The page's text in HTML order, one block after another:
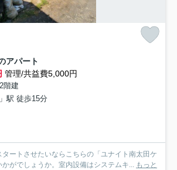
アパート
管理/共益費5,000円
階建
駅 徒歩15分
ートさせたいならこちらの「ユナイト南太田ケ
かがでしょうか。室内設備はシステムキ... もっと